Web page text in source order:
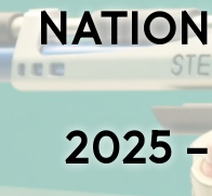
2025